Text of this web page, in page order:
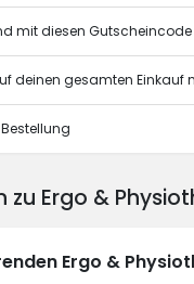
mit diesen Gutscheincode
deinen gesamten
Ergo &
Ergo &